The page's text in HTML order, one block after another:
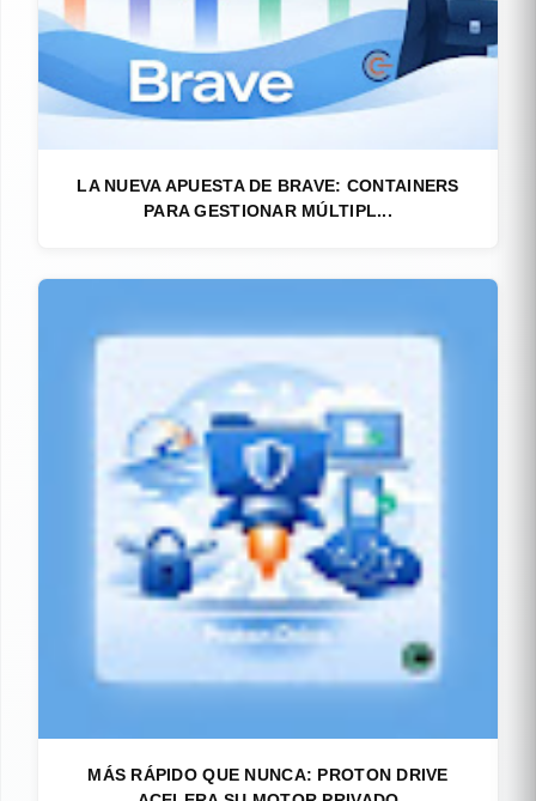
LA NUEVA APUESTA DE BRAVE: CONTAINERS
PARA GESTIONAR MÚLTIPL...
MÁS RÁPIDO QUE NUNCA: PROTON DRIVE